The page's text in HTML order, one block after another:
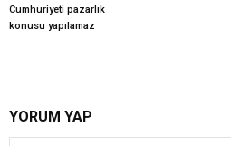
Cumhuriyeti pazarlık
konusu yapılamaz
YORUM YAP